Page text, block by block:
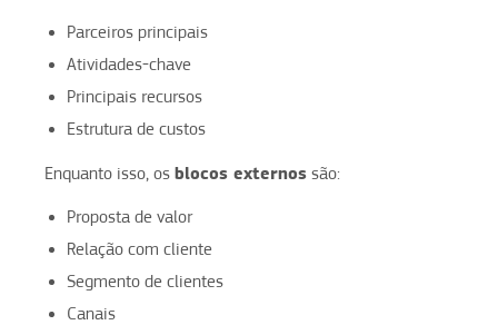
Parceiros principais
Atividades-chave
Principais recursos
Estrutura de custos
Enquanto isso, os blocos externos são:
Proposta de valor
Relação com cliente
Segmento de clientes
Canais